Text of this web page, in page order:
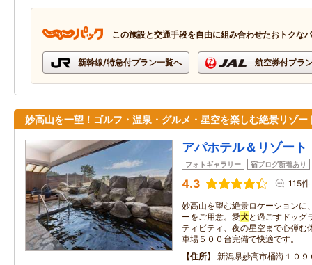
この施設と交通手段を自由に組み合わせたおトクな
新幹線/特急付プラン一覧へ 航空券付プラ
妙高山を一望！ゴルフ・温泉・グルメ・星空を楽しむ絶景リゾー
アパホテル＆リゾート
フォトギャラリー 宿ブログ新着あり
4.3 115件
妙高山を望む絶景ロケーションに
ーをご用意。愛犬と過ごすドッグ
ティビティ、夜の星空まで心弾む
車場５００台完備で快適です。
住所
新潟県妙高市桶海１０９